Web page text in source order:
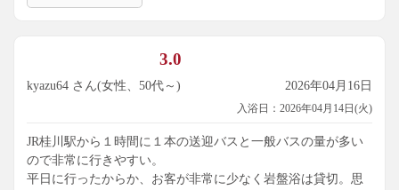
3.0
kyazu64 さん(女性、50代～) 2026年04月16日
入浴日：2026年04月14日(火)
JR桂川駅から１時間に１本の送迎バスと一般バスの量が多い
ので非常に行きやすい。
平日に行ったからか、お客が非常に少なく岩盤浴は貸切。思